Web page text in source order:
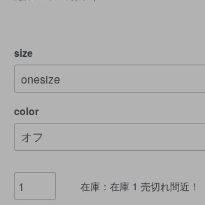
size
color
在庫：在庫 1 売切れ間近！